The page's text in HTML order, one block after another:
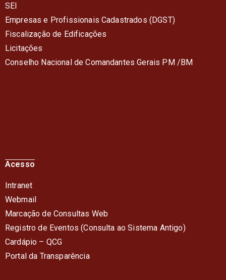
SEI
Empresas e Profissionais Cadastrados (DGST)
Fiscalização de Edificações
Licitações
Conselho Nacional de Comandantes Gerais PM /BM
Acesso
Intranet
Webmail
Marcação de Consultas Web
Registro de Eventos (Consulta ao Sistema Antigo)
Cardápio – QCG
Portal da Transparência